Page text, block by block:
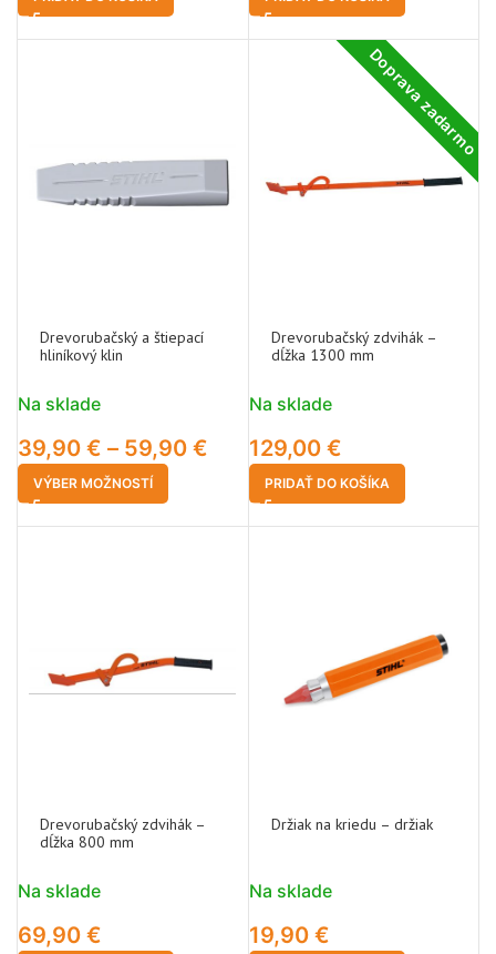
Drevorubačský a štiepací
hliníkový klin
Na sklade
39,90 € – 59,90 €
VÝBER MOŽNOSTÍ
Doprava zadarmo
Drevorubačský zdvihák –
dĺžka 1300 mm
Na sklade
129,00 €
PRIDAŤ DO KOŠÍKA
Drevorubačský zdvihák –
dĺžka 800 mm
Na sklade
69,90 €
Držiak na kriedu – držiak
Na sklade
19,90 €